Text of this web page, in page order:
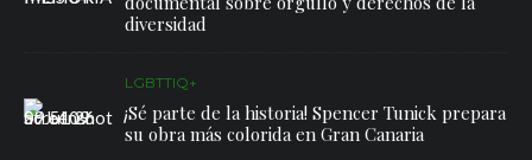
diversidad
LGBTTIQ+
¡Sé parte de la historia! Spencer Tunick prepara
su obra más colorida en Gran Canaria